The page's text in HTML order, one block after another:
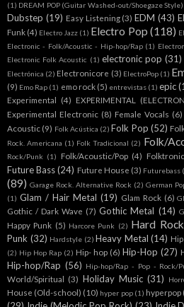
(1) DREAM POP (Guitar Washed-out/Shoegaze Style)
Dubstep (19) Easy Listening (3) EDM (43)
Funk (4) Electro Jazz (1) Electro Pop (118)
Electronic - Folk/Acoustic - Hip-hop/Rap (1)
Electronic Folk Acoustic (1) electronic pop (31)
Electrónica (2) Electronicore (3) ElectroPop (1)
(9) Emo Rap (1) emo rock (5) entrevistas (1) epic
Experimental (4) EXPERIMENTAL
Experimental Electronic (8) Female Vocals (6)
Acoustic (9) Folk Acústica (2) Folk Pop (52)
Rock. Americana (1) Folk Tradicional (2) Folk/
Rock/Punk (1) Folk/Acoustic/Pop (4)
Future Bass (24) Future House (3) Futurebass
(89) Garage Rock. Alternative Rock (2) German
(1) Glam / Hair Metal (19) Glam Rock (6)
Gothic / Dark Wave (7) Gothic Metal (14)
Happy Punk (5) Harcore Punk (2) Hard Rock
Punk (32) Hardstyle (2) Heavy Metal (14)
(2) Hip Hop Rap (2) Hip- hop (6) Hip-Hop (27)
Hip-hop/Rap (56) Hip-hop/Rap - Pop - Rock/
World/Spiritual (3) Holiday Music (31)
House (Old-school) (10) hyper pop (1) hyperpop